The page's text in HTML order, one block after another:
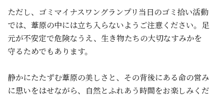
ただし、ゴミマイナスワングランプリ当日のゴミ拾い活動
では、葦原の中には立ち入らないようご注意ください。足
元が不安定で危険なうえ、生き物たちの大切なすみかを
守るためでもあります。
静かにたたずむ葦原の美しさと、その背後にある命の営み
に思いをはせながら、自然とふれあう時間をお楽しみくだ